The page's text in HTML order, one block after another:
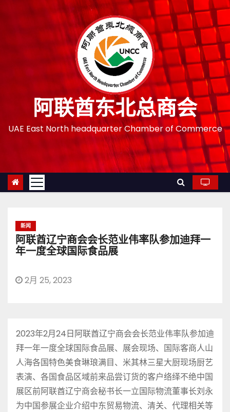
阿联酋东北总商会
UAE East North headquarter Chamber of Commerce
新闻
阿联酋辽宁商会会长范业伟率队参加迪拜一
年一度全球国际食品展
2月 25, 2023
2023年2月24日阿联酋辽宁商会会长范业伟率队参加迪
拜一年一度全球国际食品展、展会现场、国际客商人山
人海各国特色美食琳琅满目、米其林三星大厨现场厨艺
表演、各国食品区域前来品尝订货的客户络绎不绝中国
展区前阿联酋辽宁商会秘书长一立国际物流董事长刘永
为中国参展企业介绍中东贸易物流、清关、代理相关等